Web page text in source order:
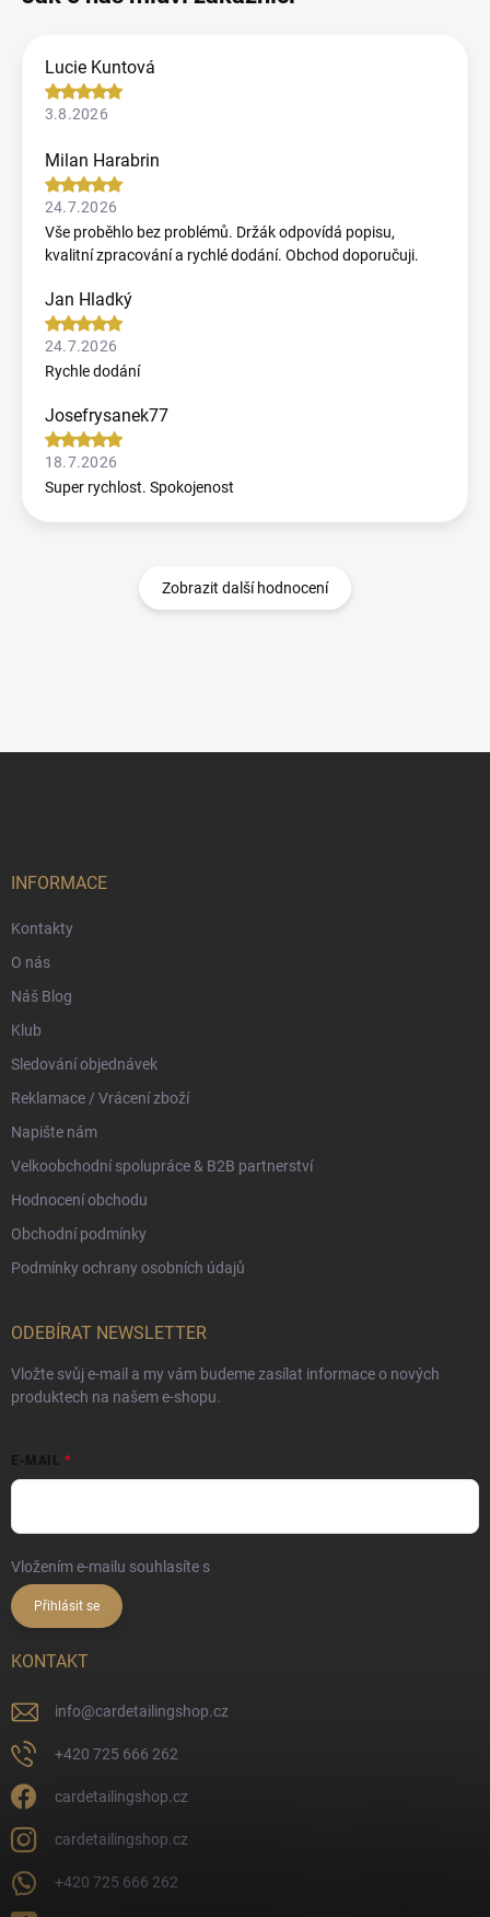
Lucie Kuntová
3.8.2026
Milan Harabrin
24.7.2026
Vše proběhlo bez problémů. Držák odpovídá popisu,
kvalitní zpracování a rychlé dodání. Obchod doporučuji.
Jan Hladký
24.7.2026
Rychle dodání
Josefrysanek77
18.7.2026
Super rychlost. Spokojenost
Zobrazit další hodnocení
INFORMACE
Kontakty
O nás
Náš Blog
Klub
Sledování objednávek
Reklamace / Vrácení zboží
Napište nám
Velkoobchodní spolupráce & B2B partnerství
Hodnocení obchodu
Obchodní podmínky
Podmínky ochrany osobních údajů
ODEBÍRAT NEWSLETTER
Vložte svůj e-mail a my vám budeme zasílat informace o nových
produktech na našem e-shopu.
E-MAIL
Vložením e-mailu souhlasíte s
Přihlásit se
KONTAKT
info@cardetailingshop.cz
+420 725 666 262
cardetailingshop.cz
cardetailingshop.cz
+420 725 666 262